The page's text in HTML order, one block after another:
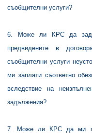
съобщителни услуги?
6 . Може ли КРС да
предвидените в
съобщителни услуги
ми заплати съответно
вследствие на
задължения?
7 . Може ли КРС да ми